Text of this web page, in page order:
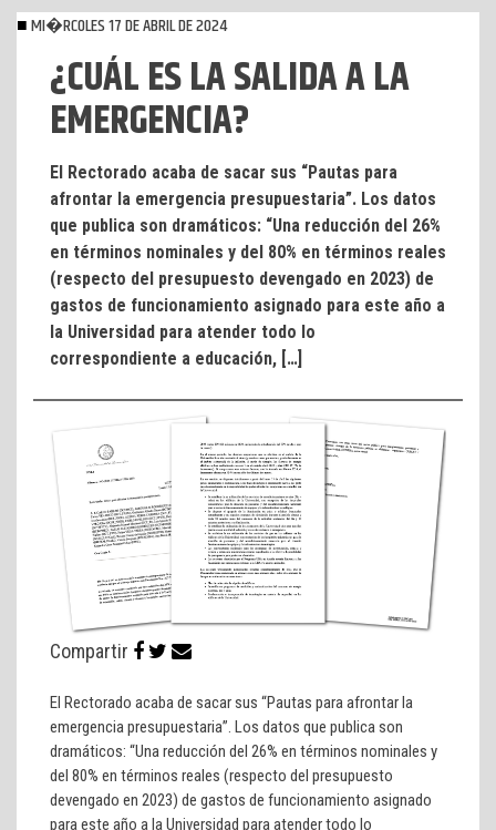
MI�RCOLES 17 DE ABRIL DE 2024
¿CUÁL ES LA SALIDA A LA
EMERGENCIA?
El Rectorado acaba de sacar sus “Pautas para
afrontar la emergencia presupuestaria”. Los datos
que publica son dramáticos: “Una reducción del 26%
en términos nominales y del 80% en términos reales
(respecto del presupuesto devengado en 2023) de
gastos de funcionamiento asignado para este año a
la Universidad para atender todo lo
correspondiente a educación, […]
Compartir
El Rectorado acaba de sacar sus “Pautas para afrontar la
emergencia presupuestaria”. Los datos que publica son
dramáticos: “Una reducción del 26% en términos nominales y
del 80% en términos reales (respecto del presupuesto
devengado en 2023) de gastos de funcionamiento asignado
para este año a la Universidad para atender todo lo